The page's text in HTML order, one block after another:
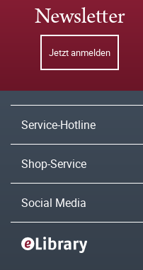
Newsletter
Jetzt anmelden
Service-Hotline
Shop-Service
Social Media